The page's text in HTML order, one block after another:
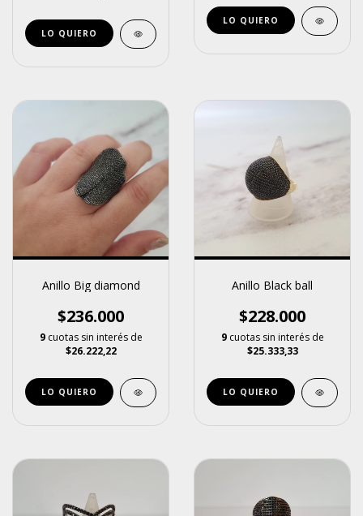
LO QUIERO
LO QUIERO
Anillo Big diamond
$236.000
9 cuotas sin interés de
$26.222,22
LO QUIERO
Anillo Black ball
$228.000
9 cuotas sin interés de
$25.333,33
LO QUIERO